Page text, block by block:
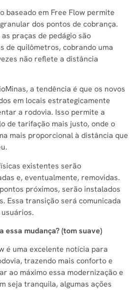
baseado em Free Flow permite
dos pontos de cobrança.
praças de pedágio são
de quilômetros, cobrando uma
não reflete a distância
a tendência é que os novos
em locais estrategicamente
a rodovia. Isso permite a
de tarifação mais justo, onde o
mais proporcional à distância que
existentes serão
e, eventualmente, removidas.
próximos, serão instalados
Essa transição será comunicada
essa mudança? (tom suave)
é uma excelente notícia para
trazendo mais conforto e
ao máximo essa modernização e
seja tranquila, algumas ações